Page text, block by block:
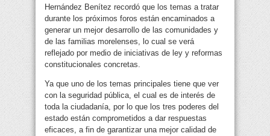
Hernández Benítez recordó que los temas a tratar
durante los próximos foros están encaminados a
generar un mejor desarrollo de las comunidades y
de las familias morelenses, lo cual se verá
reflejado por medio de iniciativas de ley y reformas
constitucionales concretas.
Ya que uno de los temas principales tiene que ver
con la seguridad pública, el cual es de interés de
toda la ciudadanía, por lo que los tres poderes del
estado están comprometidos a dar respuestas
eficaces, a fin de garantizar una mejor calidad de